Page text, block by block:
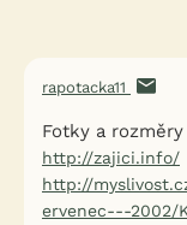
rapotacka11
Fotky a
http://zajici.info/
http://
ervenec---2002/